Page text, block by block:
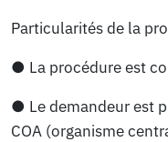
Particularités de la
● La procédure est
● Le demandeur est
COA (organisme